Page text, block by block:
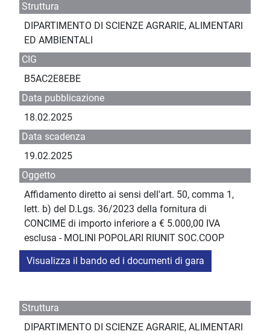
Struttura
DIPARTIMENTO DI SCIENZE AGRARIE, ALIMENTARI
ED AMBIENTALI
CIG
B5AC2E8EBE
Data pubblicazione
18.02.2025
Data scadenza
19.02.2025
Oggetto
Affidamento diretto ai sensi dell'art. 50, comma 1,
lett. b) del D.Lgs. 36/2023 della fornitura di
CONCIME di importo inferiore a € 5.000,00 IVA
esclusa - MOLINI POPOLARI RIUNIT SOC.COOP
Visualizza il bando ed i documenti di gara
Struttura
DIPARTIMENTO DI SCIENZE AGRARIE, ALIMENTARI